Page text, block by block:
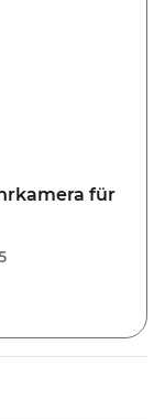
für